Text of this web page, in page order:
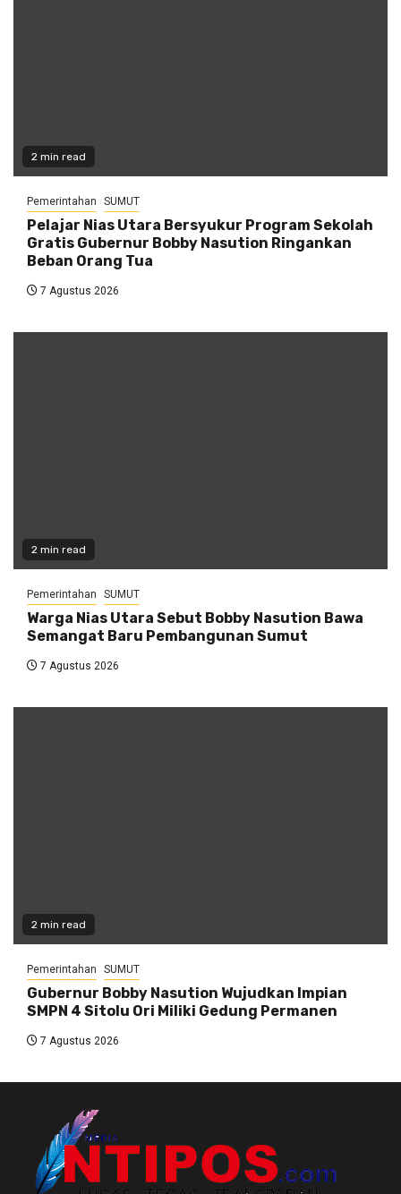
2 min read
Pemerintahan SUMUT
Pelajar Nias Utara Bersyukur Program Sekolah
Gratis Gubernur Bobby Nasution Ringankan
Beban Orang Tua
7 Agustus 2026
2 min read
Pemerintahan SUMUT
Warga Nias Utara Sebut Bobby Nasution Bawa
Semangat Baru Pembangunan Sumut
7 Agustus 2026
2 min read
Pemerintahan SUMUT
Gubernur Bobby Nasution Wujudkan Impian
SMPN 4 Sitolu Ori Miliki Gedung Permanen
7 Agustus 2026